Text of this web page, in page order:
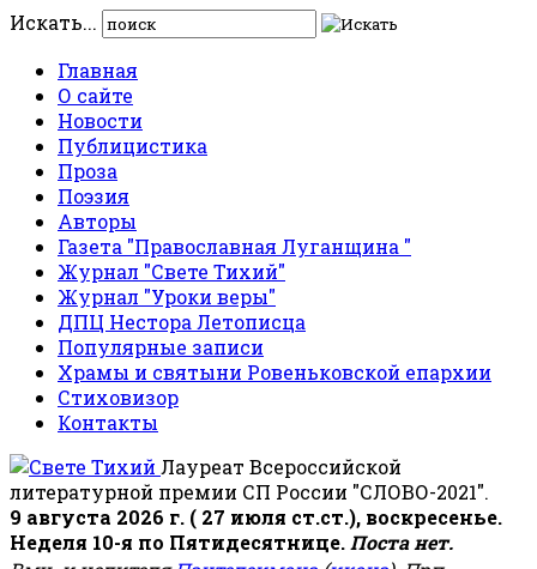
Искать...
Главная
О сайте
Новости
Публицистика
Проза
Поэзия
Авторы
Газета "Православная Луганщина "
Журнал "Свете Тихий"
Журнал "Уроки веры"
ДПЦ Нестора Летописца
Популярные записи
Храмы и святыни Ровеньковской епархии
Стиховизор
Контакты
Лауреат Всероссийской
литературной премии СП России "СЛОВО-2021".
9 августа 2026 г. ( 27 июля ст.ст.), воскресенье.
Неделя 10-я по Пятидесятнице. Поста нет.